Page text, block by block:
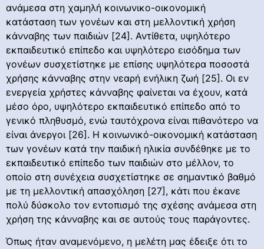
ανάμεσα στη χαμηλή κοινωνικο-οικονομική
κατάσταση των γονέων και στη μελλοντική χρήση
κάνναβης των παιδιών [24]. Αντίθετα, υψηλότερο
εκπαιδευτικό επίπεδο και υψηλότερο εισόδημα των
γονέων συσχετίστηκε με επίσης υψηλότερα ποσοστά
χρήσης κάνναβης στην νεαρή ενήλικη ζωή [25]. Οι εν
ενεργεία χρήστες κάνναβης φαίνεται να έχουν, κατά
μέσο όρο, υψηλότερο εκπαιδευτικό επίπεδο από το
γενικό πληθυσμό, ενώ ταυτόχρονα είναι πιθανότερο να
είναι άνεργοι [26]. Η κοινωνικό-οικονομική κατάσταση
των γονέων κατά την παιδική ηλικία συνδέθηκε με το
εκπαιδευτικό επίπεδο των παιδιών στο μέλλον, το
οποίο στη συνέχεια συσχετίστηκε σε σημαντικό βαθμό
με τη μελλοντική απασχόληση [27], κάτι που έκανε
πολύ δύσκολο τον εντοπισμό της σχέσης ανάμεσα στη
χρήση της κάνναβης και σε αυτούς τους παράγοντες.
Όπως ήταν αναμενόμενο, η μελέτη μας έδειξε ότι το